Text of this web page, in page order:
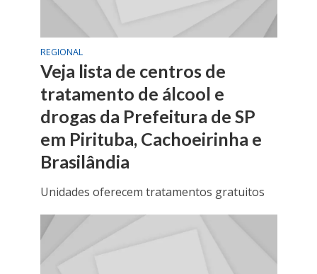
REGIONAL
Veja lista de centros de
tratamento de álcool e
drogas da Prefeitura de SP
em Pirituba, Cachoeirinha e
Brasilândia
Unidades oferecem tratamentos gratuitos